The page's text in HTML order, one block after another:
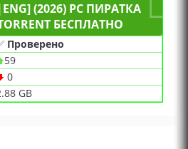
(2026) PC ПИРАТКА
БЕСПЛАТНО
Проверено
59
0
GB